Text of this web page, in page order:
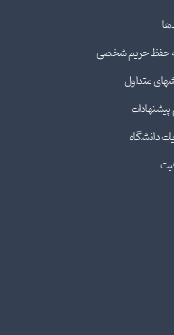
حفظ حریم شخصی
متداول
پیشنهادات
دانشگاه